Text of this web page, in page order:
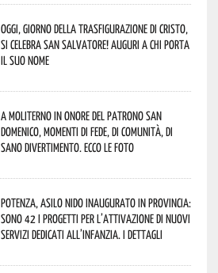
Oggi, giorno della Trasfigurazione di Cristo,
si celebra San Salvatore! Auguri a chi porta
il suo nome
A Moliterno in onore del Patrono San
Domenico, momenti di fede, di comunità, di
sano divertimento. Ecco le foto
Potenza, asilo nido inaugurato in provincia:
sono 42 i progetti per l’attivazione di nuovi
servizi dedicati all’infanzia. I dettagli